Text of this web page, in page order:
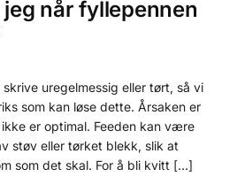
når fyllepennen
uregelmessig eller tørt, så vi
som kan løse dette. Årsaken er
er optimal. Feeden kan være
støv eller tørket blekk, slik at
som det skal. For å bli kvitt […]